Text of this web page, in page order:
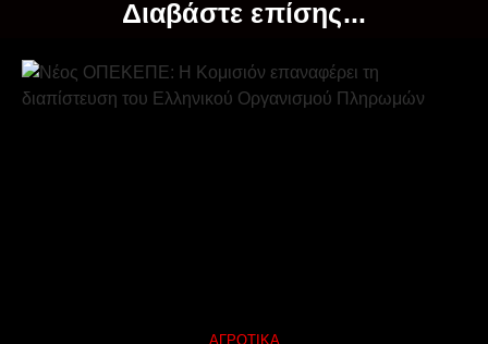
Διαβάστε επίσης...
ΑΓΡΟΤΙΚΆ